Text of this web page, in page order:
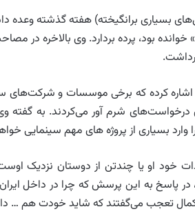
بسیاری برانگیخته) هفته گذشته وعده
بود، پرده بردارد. وی بالاخره در
اشاره کرده که برخی موسسات و شرکت‌های
درخواست‌های شرم آور می‌کردند. به گفته
وارد بسیاری از پروژه های مهم سینمایی
خود او یا چندتن از دوستان نزدیک
در پاسخ به این پرسش که چرا در داخل
تعجب می‌گفتند که شاید خودت هم …